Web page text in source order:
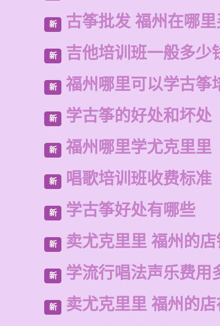
新 古筝批发 福州在哪
新 吉他培训班一般多少
新 福州哪里可以学古筝
新 学古筝的好处和坏处
新 福州哪里学尤克里里
新 唱歌培训班收费标准
新 学古筝好处有哪些
新 卖尤克里里 福州的
新 学流行唱法声乐费用
新 卖尤克里里 福州的